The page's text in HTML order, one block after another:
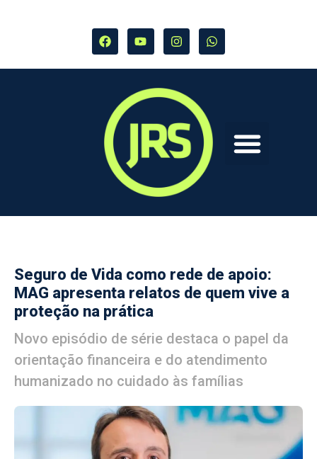
Seguro de Vida como rede de apoio:
MAG apresenta relatos de quem vive a
proteção na prática
Novo episódio de série destaca o papel da
orientação financeira e do atendimento
humanizado no cuidado às famílias